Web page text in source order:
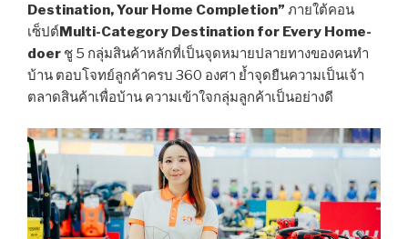
Destination, Your Home Completion” ภายใต้คอน
เซ็ปต์Multi-Category Destination for Every Home-
doer ชู 5 กลุ่มสินค้าหลักที่เป็นจุดหมายปลายทางของคนทำ
บ้าน ตอบโจทย์ลูกค้าครบ 360 องศา ย้ำจุดยืนความเป็นเจ้า
ตลาดสินค้าเพื่อบ้าน ความเข้าใจกลุ่มลูกค้าเป็นอย่างดี